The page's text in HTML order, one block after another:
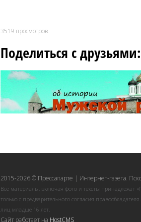
3519 просмотров.
Поделиться с друзьями:
2015-2026 © Прессапарте | Интернет-газета.
Все материалы, включая фото и тексты принадлежат
только с предварительного согласия
лиц младше 16 лет.
Сайт работает на HostCMS